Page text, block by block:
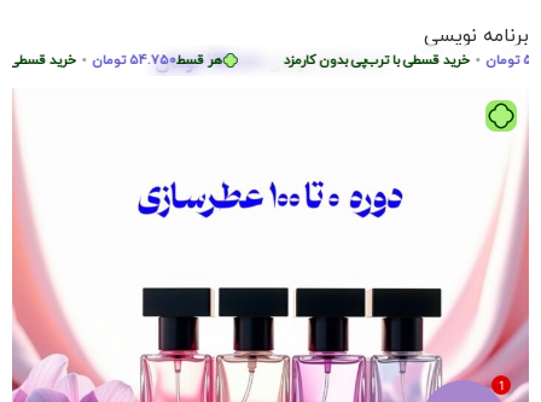
هر قسط 54.750تومان • خرید قسطی با • خرید قسطی با ترب‌پی بدون کارمزد
برنامه نویسی
2.290.000 تومان 219.000 تومان
1